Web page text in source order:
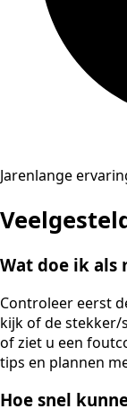
Jarenlange
Wat doe ik als
Controleer eerst
kijk of de
of ziet u een
tips en plannen
Hoe snel